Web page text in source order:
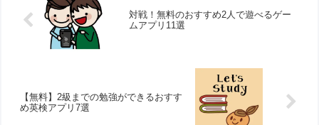
対戦！無料のおすすめ2人で遊べるゲー
ムアプリ11選
【無料】2級までの勉強ができるおすす
め英検アプリ7選